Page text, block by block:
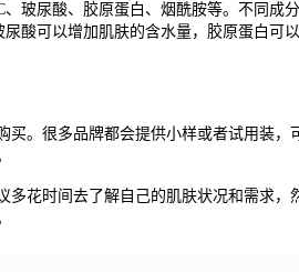
、玻尿酸、胶原蛋白、烟酰胺等。不同成
酸可以增加肌肤的含水量，胶原蛋白可
买。很多品牌都会提供小样或者试用装
多花时间去了解自己的肌肤状况和需求，